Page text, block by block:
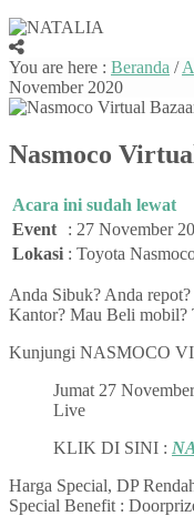
You are here : Beranda /
November 2020
Nasmoco
Acara ini sudah lewat
Event
: 27 November
Lokasi : Toyota
Anda Sibuk? Anda
Kantor? Mau Beli mobil?
Kunjungi NASMOCO
Jumat 27
Live
KLIK DI SINI :
Harga Special, DP
Special Benefit :